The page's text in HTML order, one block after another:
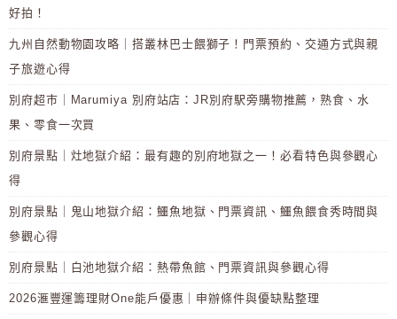
好拍！
九州自然動物園攻略｜搭叢林巴士餵獅子！門票預約、交通方式與親
子旅遊心得
別府超市｜Marumiya 別府站店：JR別府駅旁購物推薦，熟食、水
果、零食一次買
別府景點｜灶地獄介紹：最有趣的別府地獄之一！必看特色與參觀心
得
別府景點｜鬼山地獄介紹：鱷魚地獄、門票資訊、鱷魚餵食秀時間與
參觀心得
別府景點｜白池地獄介紹：熱帶魚館、門票資訊與參觀心得
2026滙豐運籌理財One能戶優惠｜申辦條件與優缺點整理